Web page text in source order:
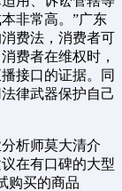
非常高。”广东
费法，消费者可
费者在维权时，
接口的证据。同
律武器保护自己
析师莫大清介
在有口碑的大型
购买的商品